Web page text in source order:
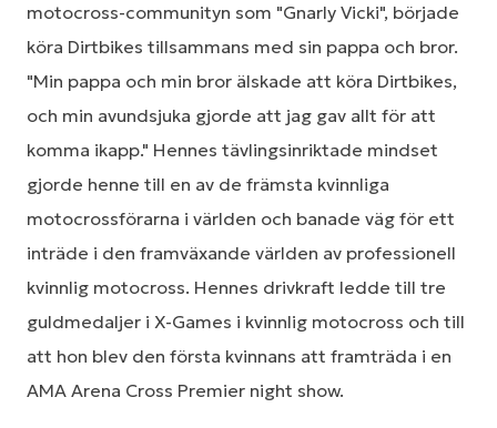
motocross-communityn som "Gnarly Vicki", började
köra Dirtbikes tillsammans med sin pappa och bror.
"Min pappa och min bror älskade att köra Dirtbikes,
och min avundsjuka gjorde att jag gav allt för att
komma ikapp." Hennes tävlingsinriktade mindset
gjorde henne till en av de främsta kvinnliga
motocrossförarna i världen och banade väg för ett
inträde i den framväxande världen av professionell
kvinnlig motocross. Hennes drivkraft ledde till tre
guldmedaljer i X-Games i kvinnlig motocross och till
att hon blev den första kvinnans att framträda i en
AMA Arena Cross Premier night show.